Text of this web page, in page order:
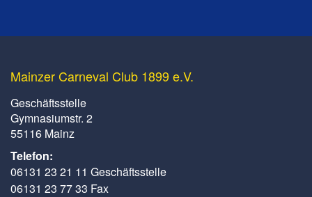
Mainzer Carneval Club 1899 e.V.
Geschäftsstelle
Gymnasiumstr. 2
55116 Mainz
Telefon:
06131 23 21 11 Geschäftsstelle
06131 23 77 33 Fax